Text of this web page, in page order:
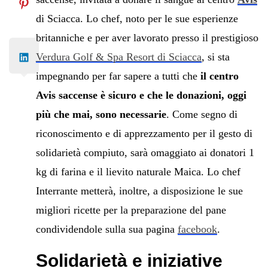
di Sciacca. Lo chef, noto per le sue esperienze
britanniche e per aver lavorato presso il prestigioso
Verdura Golf & Spa Resort di Sciacca, si sta
impegnando per far sapere a tutti che il centro
Avis saccense è sicuro e che le donazioni, oggi
più che mai, sono necessarie. Come segno di
riconoscimento e di apprezzamento per il gesto di
solidarietà compiuto, sarà omaggiato ai donatori 1
kg di farina e il lievito naturale Maica. Lo chef
Interrante metterà, inoltre, a disposizione le sue
migliori ricette per la preparazione del pane
condividendole sulla sua pagina facebook.
Solidarietà e iniziative